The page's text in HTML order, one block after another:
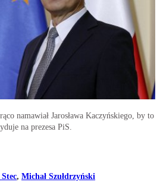
namawiał Jarosława Kaczyńskiego, by to
na prezesa PiS.
, Michał Szułdrzyński